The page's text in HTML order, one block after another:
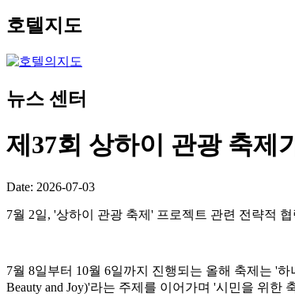
호텔지도
뉴스 센터
제37회 상하이 관광 축제
Date: 2026-07-03
7월 2일, '상하이 관광 축제' 프로젝트 관련 전략적
7월 8일부터 10월 6일까지 진행되는 올해 축제는 '
Beauty and Joy)'라는 주제를 이어가며 '시민을 위한